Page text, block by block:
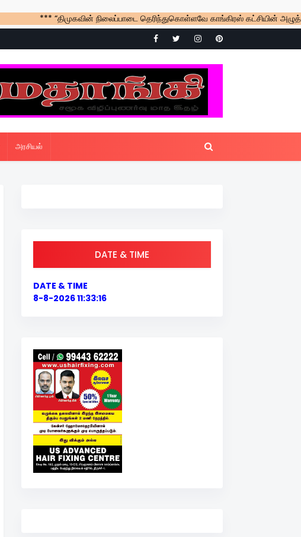
*** “திமுகவின் நிலைப்பாடை தெரிந்துகொள்ளவே காங்கிரஸ் கட்சியின்
அரசியல்
DATE & TIME
DATE & TIME
8-8-2026 11:33:17